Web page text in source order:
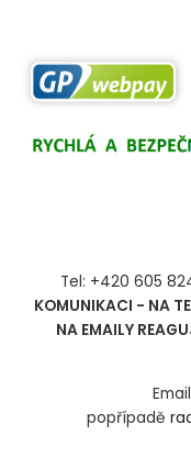
Tel: +420 605
KOMUNIKACI - NA
NA EMAILY
popřípadě